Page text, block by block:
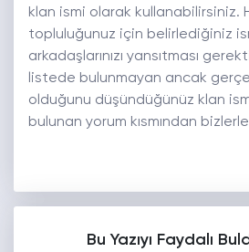
klan ismi olarak kullanabilirsiniz.
topluluğunuz için belirlediğiniz
arkadaşlarınızı yansıtması
listede bulunmayan ancak
olduğunu düşündüğünüz klan
bulunan yorum kısmından
Bu Yazıyı Faydalı